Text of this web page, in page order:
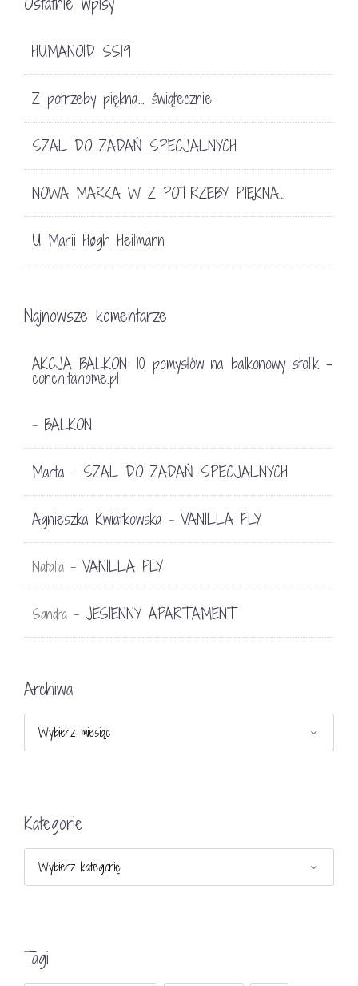
HUMANOID SS19
Z potrzeby piękna… świątecznie
SZAL DO ZADAŃ SPECJALNYCH
NOWA MARKA W Z POTRZEBY PIĘKNA…
U Marii Høgh Heilmann
Najnowsze komentarze
AKCJA BALKON: 10 pomysłów na balkonowy stolik -
conchitahome.pl
- BALKON
Marta - SZAL DO ZADAŃ SPECJALNYCH
Agnieszka Kwiatkowska - VANILLA FLY
Natalia - VANILLA FLY
Sandra - JESIENNY APARTAMENT
Archiwa
Kategorie
Tagi